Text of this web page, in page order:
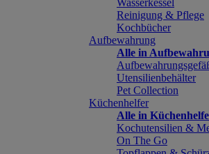
Wasserkessel
Reinigung & Pflege
Kochbücher
Aufbewahrung
Alle in
Utensilienbehälter
Pet Collection
Küchenhelfer
Alle in
Kochutensilien &
On The Go